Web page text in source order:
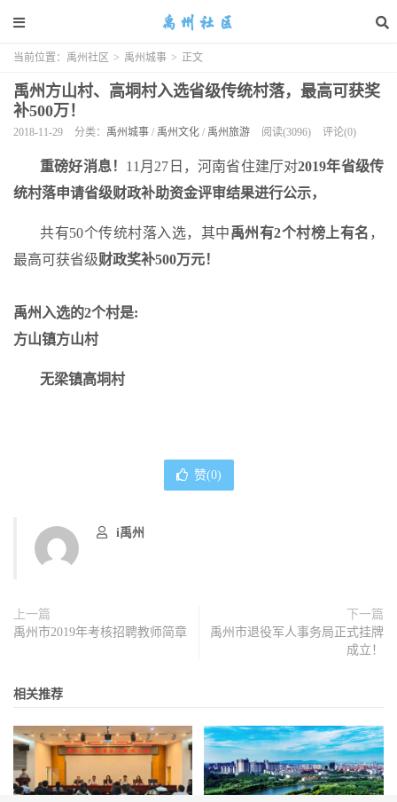
当前位置： 禹州社区 > 禹州城事 > 正文
禹州方山村、高垌村入选省级传统村落，最高可获奖
补500万！
2018-11-29 分类： 禹州城事 / 禹州文化 / 禹州旅游 阅读(3096) 评论(0)
重磅好消息！ 11月27日，河南省住建厅对2019年省级传
统村落申请省级财政补助资金评审结果进行公示，
共有50个传统村落入选，其中禹州有2个村榜上有名 ，
最高可获省级财政奖补500万元！
禹州入选的2个村是:
方山镇方山村
无梁镇高垌村
赞(0)
i禹州
上一篇
禹州市2019年考核招聘教师简章
下一篇
禹州市退役军人事务局正式挂牌
成立！
相关推荐